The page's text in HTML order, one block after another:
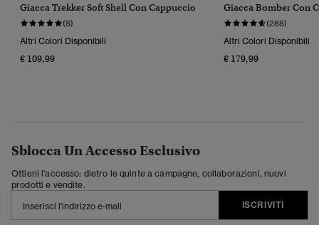
Giacca Trekker Soft Shell Con Cappuccio
(8)
Altri Colori Disponibili
€ 109,99
Giacca Bomber Con
(288)
Altri Colori Disponibili
€ 179,99
Sblocca Un Accesso Esclusivo
Ottieni l'accesso: dietro le quinte a campagne, collaborazioni, nuovi
prodotti e vendite.
ISCRIVITI